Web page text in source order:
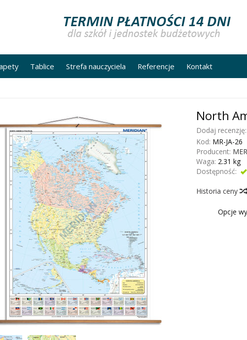
Tablice Strefa nauczyciela Referencje Kontakt
North
Dodaj recenzję:
Kod: MR-JA-26
Producent:
Waga: 2.31 kg
Dostępność:
Historia ceny
Opcje